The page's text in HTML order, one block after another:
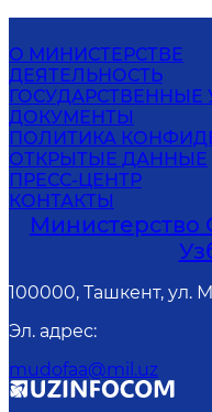
О МИНИСТЕРСТВЕ
ДЕЯТЕЛЬНОСТЬ
ГОСУДАРСТВЕННЫЕ
ДОКУМЕНТЫ
ПОЛИТИКА
ОТКРЫТЫЕ ДАННЫЕ
ПРЕСС-ЦЕНТР
КОНТАКТЫ
Министерство
100000, Ташкент, ул.
Эл. адрес:
mudofaa@mil.uz